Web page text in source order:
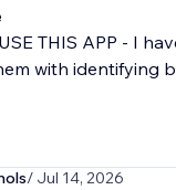
THIS APP - I
with identifying
/ Jul 14, 2026